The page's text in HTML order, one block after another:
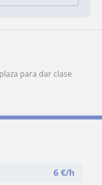
para dar clase
6 €/h